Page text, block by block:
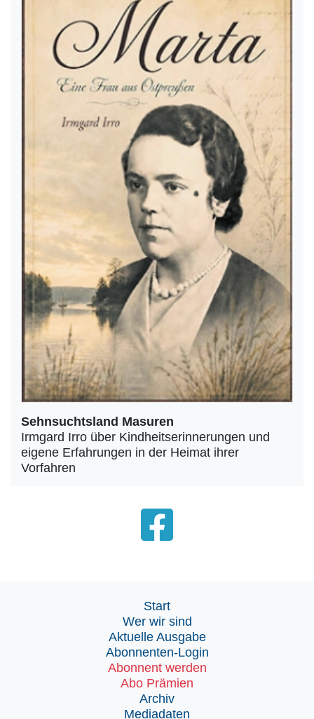
Sehnsuchtsland Masuren
Irmgard Irro über Kindheitserinnerungen und
eigene Erfahrungen in der Heimat ihrer
Vorfahren
Start
Wer wir sind
Aktuelle Ausgabe
Abonnenten-Login
Abonnent werden
Abo Prämien
Archiv
Mediadaten